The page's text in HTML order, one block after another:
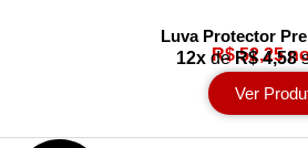
Luva Protector
R$ 52,25
12x deR$ 4,58
Ver